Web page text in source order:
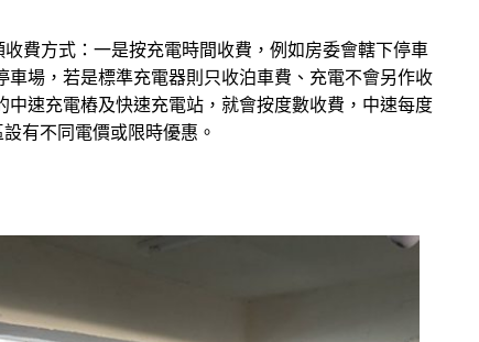
費方式：一是按充電時間收費，例如房委會轄下停車
場，若是標準充電器則只收泊車費、充電不會另作收
速充電樁及快速充電站，就會按度數收費，中速每度
有不同電價或限時優惠。